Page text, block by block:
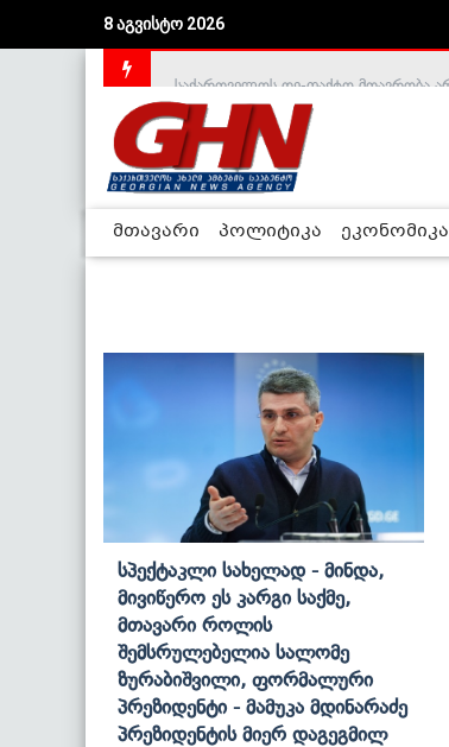
8 აგვისტო 2026
მთავარი პოლიტიკა ეკონომიკა
Სპექტაკლი Სახელად - Მინდა,
Მივიწერო Ეს Კარგი Საქმე,
Მთავარი Როლის
Შემსრულებელია Სალომე
Ზურაბიშვილი, Ფორმალური
Პრეზიდენტი - Მამუკა Მდინარაძე
Პრეზიდენტის Მიერ Დაგეგმილ